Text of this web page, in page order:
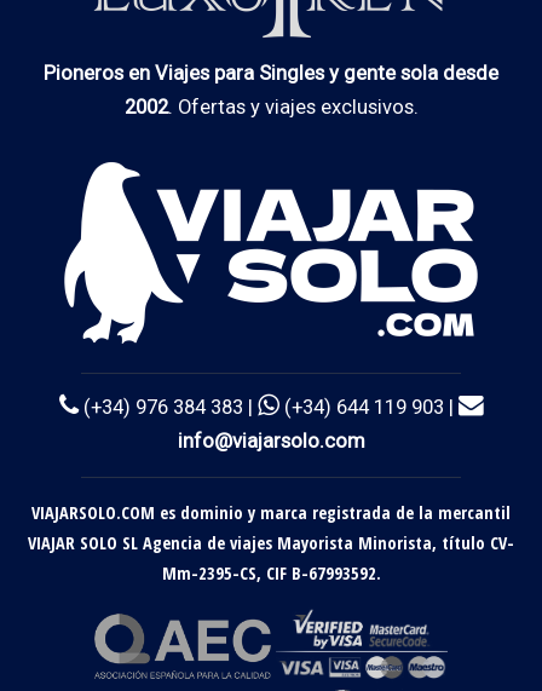
Pioneros en Viajes para Singles y gente sola desde
2002. Ofertas y viajes exclusivos.
(+34) 976 384 383 |
(+34) 644 119 903 |
info@viajarsolo.com
VIAJARSOLO.COM es dominio y marca registrada de la mercantil
VIAJAR SOLO SL Agencia de viajes Mayorista Minorista, título CV-
Mm-2395-CS, CIF B-67993592.